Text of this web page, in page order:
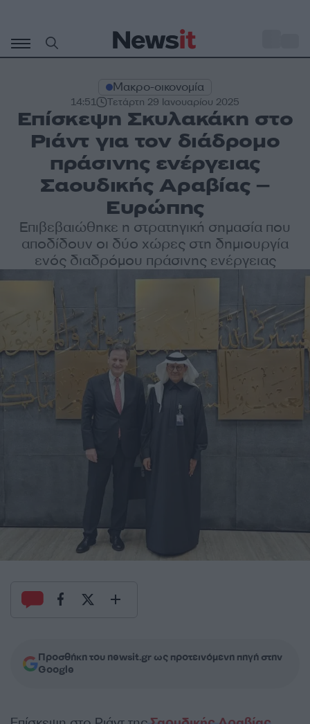
περιεχόμενο
Μακρο-οικονομία
14:51 Τετάρτη 29 Ιανουαρίου 2025
Επίσκεψη Σκυλακάκη στο
Ριάντ για τον διάδρομο
πράσινης ενέργειας
Σαουδικής Αραβίας –
Ευρώπης
Επιβεβαιώθηκε η στρατηγική σημασία που
αποδίδουν οι δύο χώρες στη δημιουργία
ενός διαδρόμου πράσινης ενέργειας
Προσθήκη του newsit.gr ως προτεινόμενη πηγή στην
Google